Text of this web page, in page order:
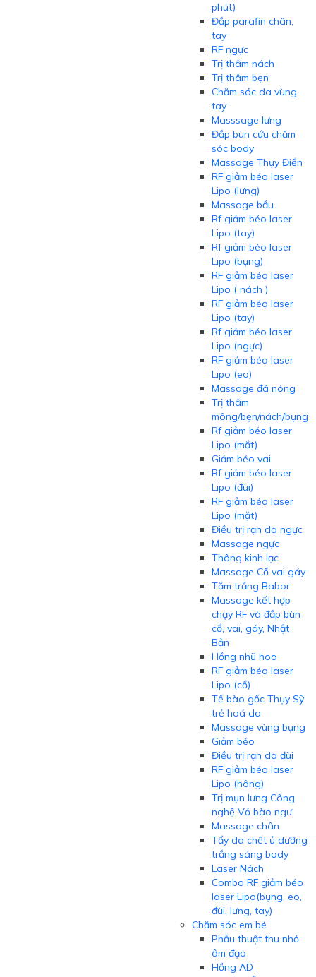
phút)
Đắp parafin chân,
tay
RF ngực
Trị thâm nách
Trị thâm bẹn
Chăm sóc da vùng
tay
Masssage lưng
Đắp bùn cứu chăm
sóc body
Massage Thụy Điển
RF giảm béo laser
Lipo (lưng)
Massage bầu
Rf giảm béo laser
Lipo (tay)
Rf giảm béo laser
Lipo (bụng)
RF giảm béo laser
Lipo ( nách )
RF giảm béo laser
Lipo (tay)
Rf giảm béo laser
Lipo (ngực)
RF giảm béo laser
Lipo (eo)
Massage đá nóng
Trị thâm
mông/bẹn/nách/bụng
Rf giảm béo laser
Lipo (mắt)
Giảm béo vai
Rf giảm béo laser
Lipo (đùi)
RF giảm béo laser
Lipo (mặt)
Điều trị rạn da ngực
Massage ngực
Thông kinh lạc
Massage Cổ vai gáy
Tắm trắng Babor
Massage kết hợp
chạy RF và đắp bùn
cổ, vai, gáy, Nhật
Bản
Hồng nhũ hoa
RF giảm béo laser
Lipo (cổ)
Tế bào gốc Thụy Sỹ
trẻ hoá da
Massage vùng bụng
Giảm béo
Điều trị rạn da đùi
RF giảm béo laser
Lipo (hông)
Trị mụn lưng Công
nghệ Vỏ bào ngư
Massage chân
Tẩy da chết ủ dưỡng
trắng sáng body
Laser Nách
Combo RF giảm béo
laser Lipo(bụng, eo,
đùi, lưng, tay)
Chăm sóc em bé
Phẫu thuật thu nhỏ
âm đạo
Hồng AD